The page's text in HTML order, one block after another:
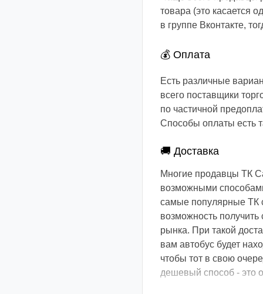
товара (это касается
в группе Вконтакте,
💰 Оплата
Есть различные
всего поставщики
по частичной
Способы оплаты есть
🚚 Доставка
Многие продавцы ТК
возможными
самые популярные ТК
возможность
рынка. При такой
вам автобус будет
чтобы тот в свою
дешевый способ - это